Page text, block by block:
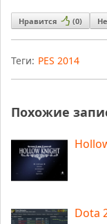
Нравится (0)
Теги: PES 2014
Похожие
Dota